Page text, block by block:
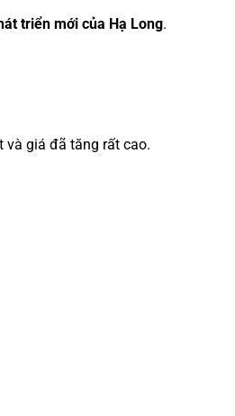
triển mới của Hạ Long.
và giá đã tăng rất cao.